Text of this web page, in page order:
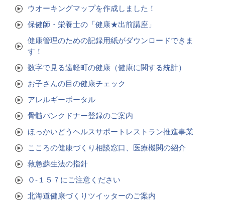
ウオーキングマップを作成しました！
保健師・栄養士の「健康★出前講座」
健康管理のための記録用紙がダウンロードできま
す！
数字で見る遠軽町の健康（健康に関する統計）
お子さんの目の健康チェック
アレルギーポータル
骨髄バンクドナー登録のご案内
ほっかいどうヘルスサポートレストラン推進事業
こころの健康づくり相談窓口、医療機関の紹介
救急蘇生法の指針
Ｏ‐１５７にご注意ください
北海道健康づくりツイッターのご案内